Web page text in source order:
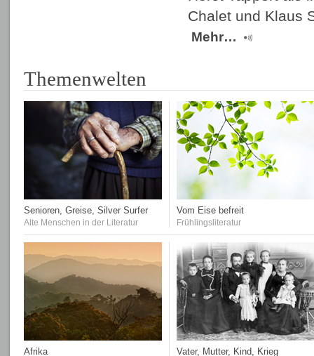
Chalet und Klaus
Mehr…
Themenwelten
Senioren, Greise, Silver Surfer
Alte Menschen in der Literatur
Vom Eise befreit
Frühlingsliteratur
Afrika Vater, Mutter, Kind, Krieg